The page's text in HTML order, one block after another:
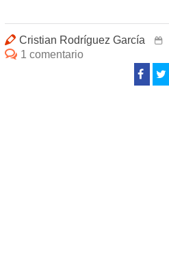
Cristian Rodríguez García
1 comentario